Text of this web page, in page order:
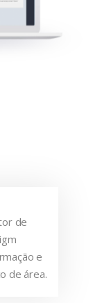
de
e
de área.